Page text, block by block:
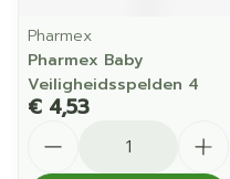
Pharmex
Pharmex Baby
Veiligheidsspelden 4
€ 4,53